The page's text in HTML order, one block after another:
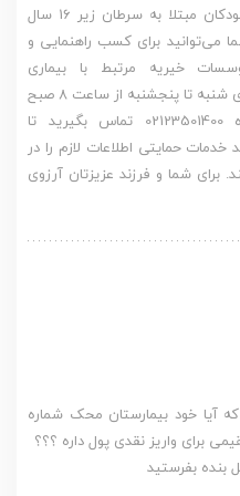
مؤسسه تنها از کودکان مبتلا به سرطان زیر 16 سال
می‌توانید برای کسب راهنمایی و
خیریه مرتبط با بیماری
فرزندتان در روزهای شنبه تا پنجشنبه از ساعت 8 صبح
الی 14 با شماره 02123501400 تماس بگیرید تا
خدمات حمایتی اطلاعات لازم را در
برای شما و فرزند عزیزتان آرزوی
آیا خود بیمارستان محک شماره
برای واریز نقدی پول داره ؟؟؟
بنده بفرستید